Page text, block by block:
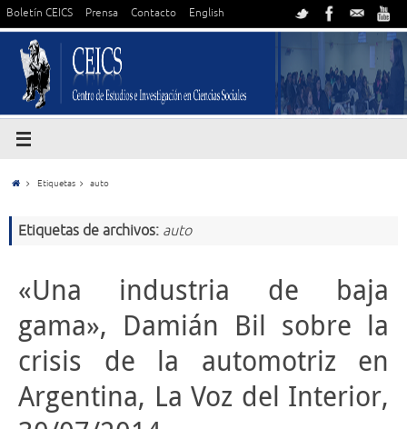
Boletín CEICS Prensa Contacto English
Etiquetas auto
Etiquetas de archivos: auto
«Una industria de baja
gama», Damián Bil sobre la
crisis de la automotriz en
Argentina, La Voz del Interior,